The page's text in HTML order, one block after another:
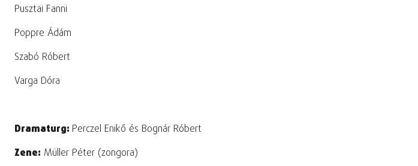
Pusztai Fanni
Poppre Ádám
Szabó Róbert
Varga Dóra
Dramaturg: Perczel Enikő és Bognár Róbert
Zene: Müller Péter (zongora)